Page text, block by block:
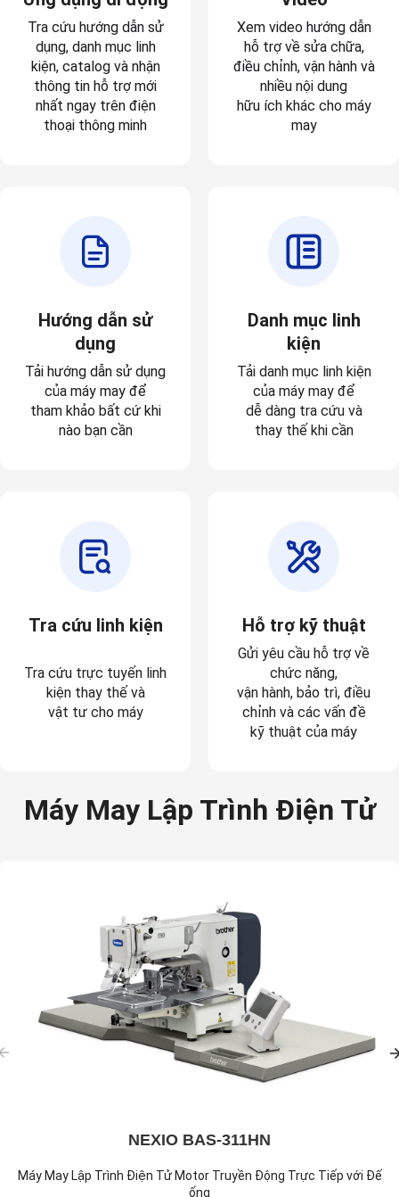
Tra cứu hướng dẫn sử
dụng, danh mục linh
kiện, catalog và nhận
thông tin hỗ trợ mới
nhất ngay trên điện
thoại thông minh
Xem video hướng dẫn
hỗ trợ về sửa chữa,
điều chỉnh, vận hành và
nhiều nội dung
hữu ích khác cho máy
may
Hướng dẫn sử
dụng
Tải hướng dẫn sử dụng
của máy may để
tham khảo bất cứ khi
nào bạn cần
Danh mục linh
kiện
Tải danh mục linh kiện
của máy may để
dễ dàng tra cứu và
thay thế khi cần
Tra cứu linh kiện
Tra cứu trực tuyến linh
kiện thay thế và
vật tư cho máy
Hỗ trợ kỹ thuật
Gửi yêu cầu hỗ trợ về
chức năng,
vận hành, bảo trì, điều
chỉnh và các vấn đề
kỹ thuật của máy
Máy May Lập Trình Điện Tử
NEXIO BAS-311HN
Máy May Lập Trình Điện Tử Motor Truyền Động Trực Tiếp với Đế
ống